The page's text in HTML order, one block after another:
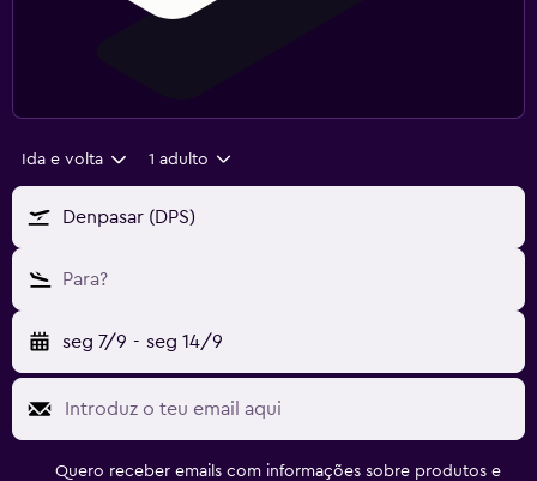
Ida e volta 1 adulto
Denpasar (DPS)
Para?
seg 7/9 - seg 14/9
Quero receber emails com informações sobre produtos e